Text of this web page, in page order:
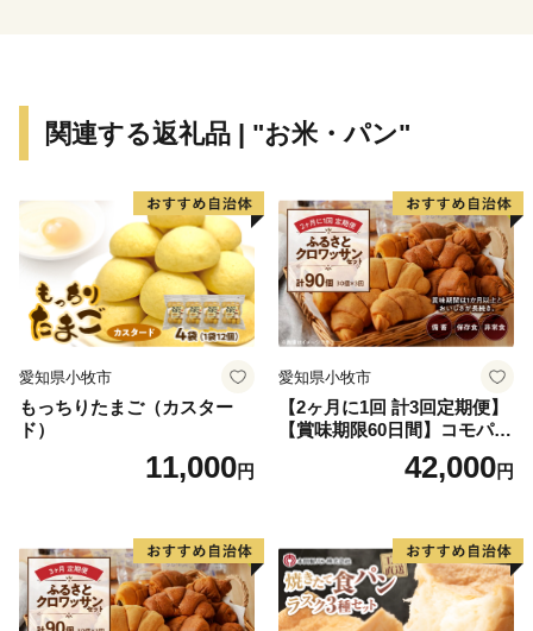
関連する返礼品 | "お米・パン"
愛知県小牧市
もっちりたまご（カスター
ド）
11,000円
愛知県小牧市
【2ヶ月に1回 計3回定期便】
【賞味期限60日間】コモパ
ン ふるさとクロワッサンセ
ット（計90個）／災害用備蓄
42,000円